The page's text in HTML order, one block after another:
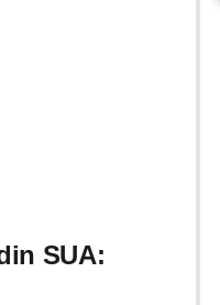
SUA: